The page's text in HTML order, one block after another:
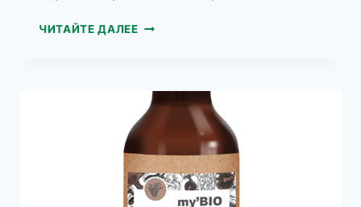
ЧИТАЙТЕ ДАЛЕЕMY’BIO
БИО-
ЛОСЬОН
ДЛЯ
ТЕЛА